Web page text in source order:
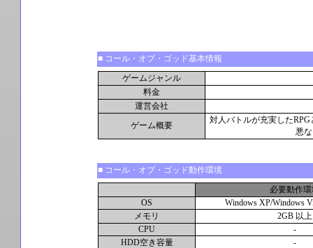
■ コール・オブ・ゴッド基本情報
ゲームジャンル
料金
運営会社
ゲーム概要
対人バトルが充実した
悪
■ コール・オブ・ゴッド動作環境
必要動作環
OS
Windows XP/Windows
メモリ
2GB 以上
CPU
-
HDD空き容量
-